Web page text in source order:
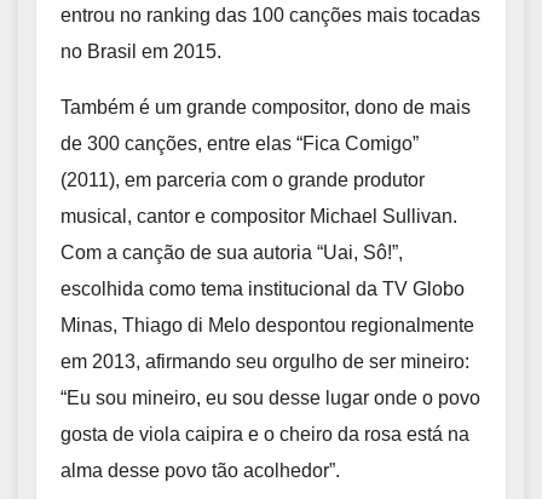
entrou no ranking das 100 canções mais tocadas
no Brasil em 2015.
Também é um grande compositor, dono de mais
de 300 canções, entre elas “Fica Comigo”
(2011), em parceria com o grande produtor
musical, cantor e compositor Michael Sullivan.
Com a canção de sua autoria “Uai, Sô!”,
escolhida como tema institucional da TV Globo
Minas, Thiago di Melo despontou regionalmente
em 2013, afirmando seu orgulho de ser mineiro:
“Eu sou mineiro, eu sou desse lugar onde o povo
gosta de viola caipira e o cheiro da rosa está na
alma desse povo tão acolhedor”.